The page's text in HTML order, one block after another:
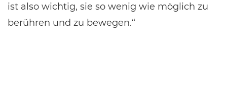
ist also wichtig, sie so wenig wie möglich zu
berühren und zu bewegen.“